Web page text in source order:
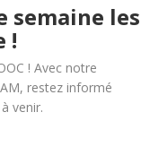
semaine les
!
! Avec notre
restez informé
venir.